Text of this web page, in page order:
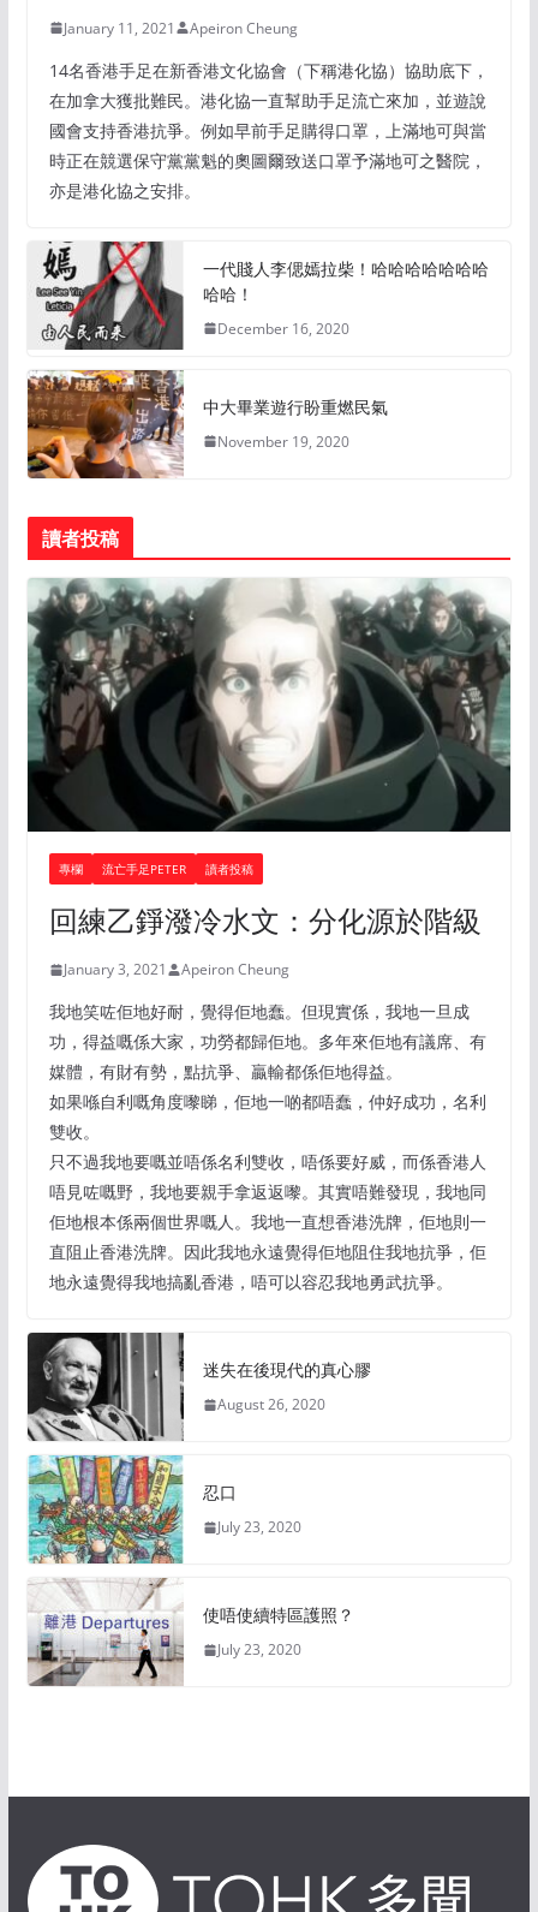
January 11, 2021 Apeiron Cheung
14名香港手足在新香港文化協會（下稱港化協）協助底下，
在加拿大獲批難民。港化協一直幫助手足流亡來加，並遊說
國會支持香港抗爭。例如早前手足購得口罩，上滿地可與當
時正在競選保守黨黨魁的奧圖爾致送口罩予滿地可之醫院，
亦是港化協之安排。
一代賤人李偲嫣拉柴！哈哈哈哈哈哈哈
哈哈！
December 16, 2020
中大畢業遊行盼重燃民氣
November 19, 2020
讀者投稿
專欄 流亡手足PETER 讀者投稿
回練乙錚潑冷水文：分化源於階級
January 3, 2021 Apeiron Cheung
我地笑咗佢地好耐，覺得佢地蠢。但現實係，我地一旦成
功，得益嘅係大家，功勞都歸佢地。多年來佢地有議席、有
媒體，有財有勢，點抗爭、贏輸都係佢地得益。
如果喺自利嘅角度嚟睇，佢地一啲都唔蠢，仲好成功，名利
雙收。
只不過我地要嘅並唔係名利雙收，唔係要好威，而係香港人
唔見咗嘅野，我地要親手拿返返嚟。其實唔難發現，我地同
佢地根本係兩個世界嘅人。我地一直想香港洗牌，佢地則一
直阻止香港洗牌。因此我地永遠覺得佢地阻住我地抗爭，佢
地永遠覺得我地搞亂香港，唔可以容忍我地勇武抗爭。
迷失在後現代的真心膠
August 26, 2020
忍口
July 23, 2020
使唔使續特區護照？
July 23, 2020